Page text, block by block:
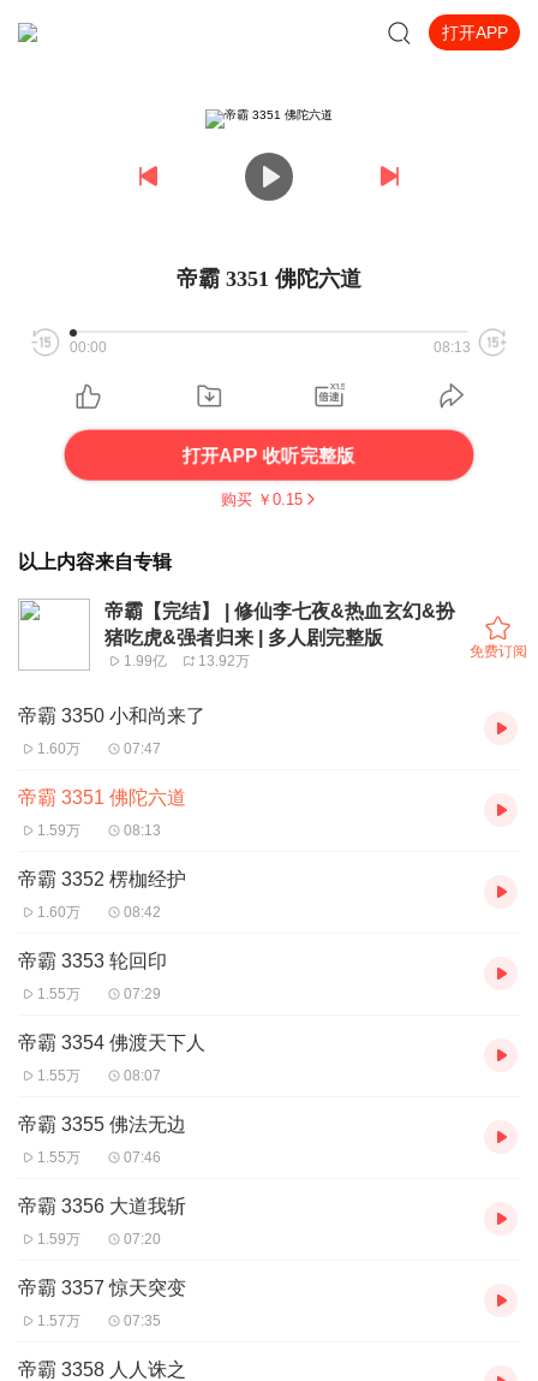
打开APP
帝霸 3351 佛陀六道
00:00 08:13
打开APP 收听完整版
购买 ￥ 0.15
以上内容来自专辑
帝霸【完结】 | 修仙李七夜&热血玄幻&扮
猪吃虎&强者归来 | 多人剧完整版
1.99亿 13.92万
免费订阅
帝霸 3350 小和尚来了
1.60万 07:47
帝霸 3351 佛陀六道
1.59万 08:13
帝霸 3352 楞枷经护
1.60万 08:42
帝霸 3353 轮回印
1.55万 07:29
帝霸 3354 佛渡天下人
1.55万 08:07
帝霸 3355 佛法无边
1.55万 07:46
帝霸 3356 大道我斩
1.59万 07:20
帝霸 3357 惊天突变
1.57万 07:35
帝霸 3358 人人诛之